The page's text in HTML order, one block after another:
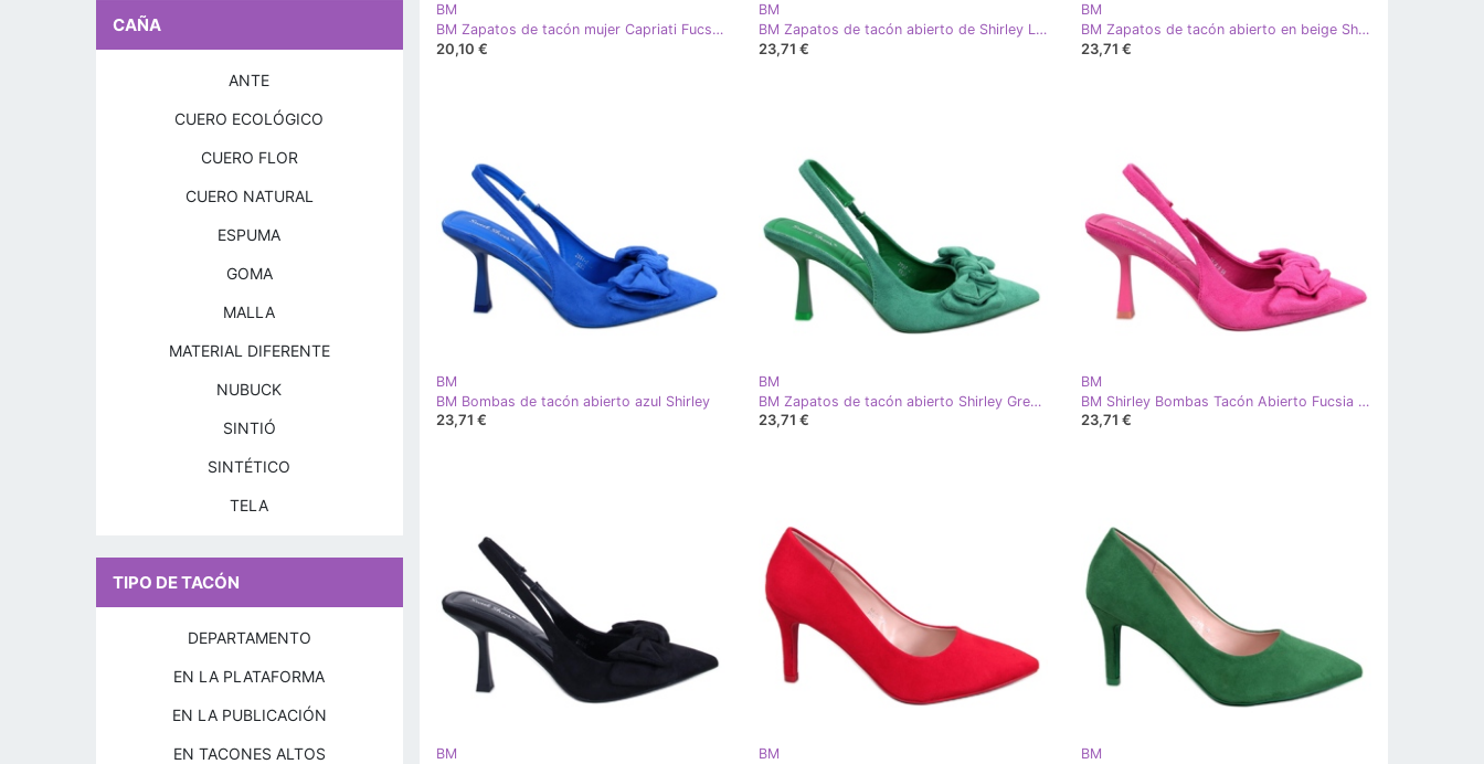
BM
BM Zapatos de tacón mujer Capriati Fucsia rosa
20,10 €
BM
BM Zapatos de tacón abierto de Shirley Leopard marrón
23,71 €
BM
BM Zapatos de tacón abierto en beige Shirley
23,71 €
BM
BM Bombas de tacón abierto azul Shirley
23,71 €
BM
BM Zapatos de tacón abierto Shirley Green verde
23,71 €
BM
BM Shirley Bombas Tacón Abierto Fucsia rosa
23,71 €
BM
BM
BM
CAÑA
ANTE
CUERO ECOLÓGICO
CUERO FLOR
CUERO NATURAL
ESPUMA
GOMA
MALLA
MATERIAL DIFERENTE
NUBUCK
SINTIÓ
SINTÉTICO
TELA
TIPO DE TACÓN
DEPARTAMENTO
EN LA PLATAFORMA
EN LA PUBLICACIÓN
EN TACONES ALTOS